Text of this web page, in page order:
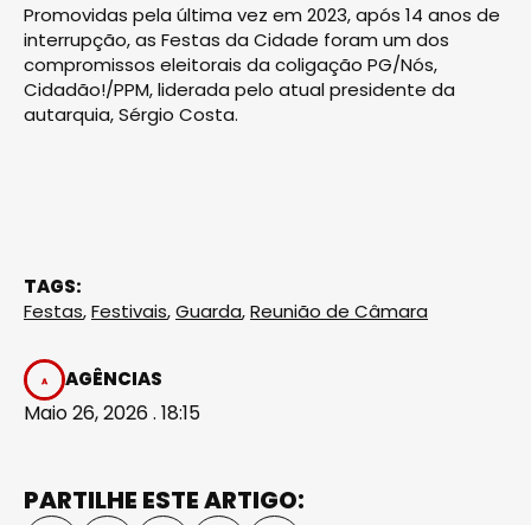
Promovidas pela última vez em 2023, após 14 anos de
interrupção, as Festas da Cidade foram um dos
compromissos eleitorais da coligação PG/Nós,
Cidadão!/PPM, liderada pelo atual presidente da
autarquia, Sérgio Costa.
TAGS:
Festas,Festivais,Guarda,Reunião de Câmara
AGÊNCIAS
Maio 26, 2026 . 18:15
PARTILHE ESTE ARTIGO: